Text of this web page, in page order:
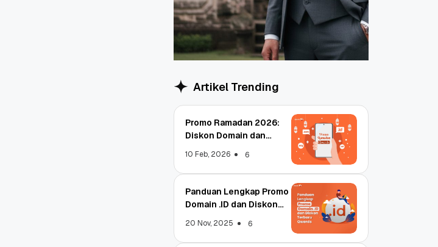
Artikel Trending
Promo Ramadan 2026:
Diskon Domain dan
10 Feb, 2026 6
Panduan Lengkap Promo
Domain .ID dan Diskon
20 Nov, 2025 6